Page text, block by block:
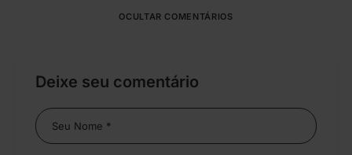
OCULTAR COMENTÁRIOS
Deixe seu comentário